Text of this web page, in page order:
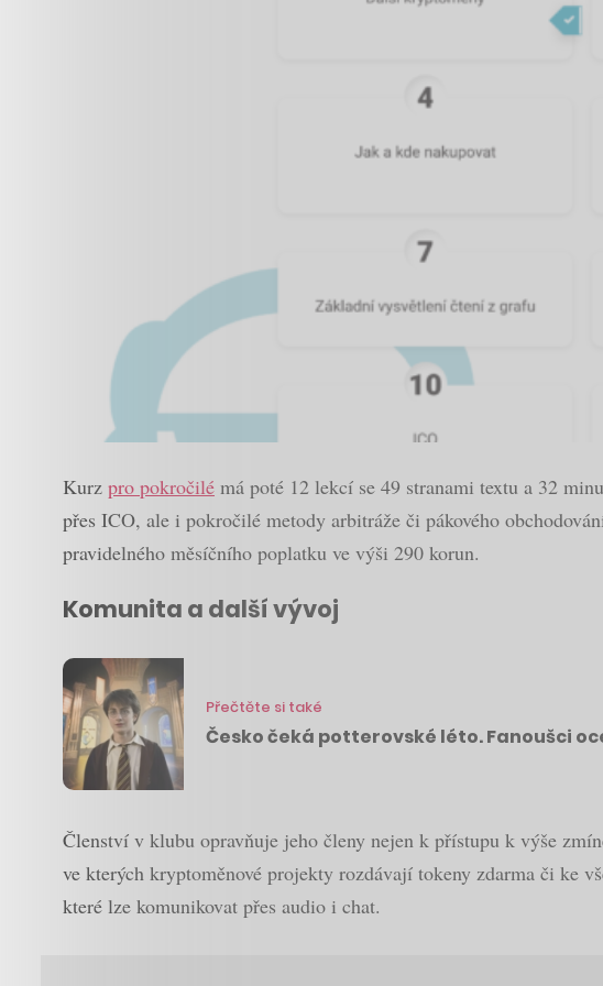
Kurz pro pokročilé má poté 12 lekcí se 49 stranami textu a 32
přes ICO, ale i pokročilé metody arbitráže či pákového
pravidelného měsíčního poplatku ve výši 290 korun.
Komunita a další vývoj
Přečtěte si také
Česko čeká potterovské léto. Fanoušci
Členství v klubu opravňuje jeho členy nejen k přístupu k výše
ve kterých kryptoměnové projekty rozdávají tokeny zdarma či ke
které lze komunikovat přes audio i chat.